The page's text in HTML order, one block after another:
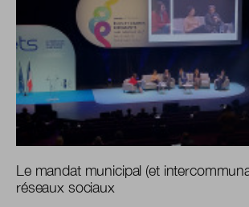
Le mandat municipal (et
réseaux sociaux